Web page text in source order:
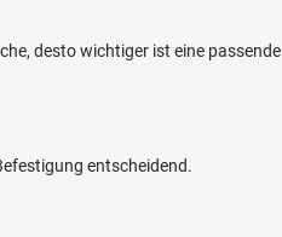
desto wichtiger ist eine passende
entscheidend.